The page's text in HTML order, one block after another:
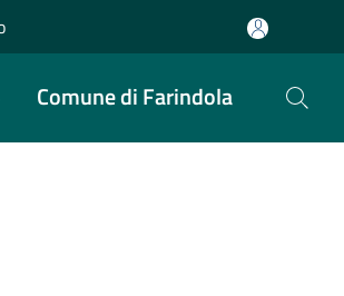
Comune di Farindola